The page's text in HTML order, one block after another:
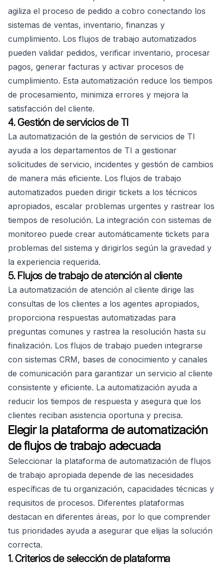
agiliza el proceso de pedido a cobro conectando los
sistemas de ventas, inventario, finanzas y
cumplimiento. Los flujos de trabajo automatizados
pueden validar pedidos, verificar inventario, procesar
pagos, generar facturas y activar procesos de
cumplimiento. Esta automatización reduce los tiempos
de procesamiento, minimiza errores y mejora la
satisfacción del cliente.
4. Gestión de servicios de TI
La automatización de la gestión de servicios de TI
ayuda a los departamentos de TI a gestionar
solicitudes de servicio, incidentes y gestión de cambios
de manera más eficiente. Los flujos de trabajo
automatizados pueden dirigir tickets a los técnicos
apropiados, escalar problemas urgentes y rastrear los
tiempos de resolución. La integración con sistemas de
monitoreo puede crear automáticamente tickets para
problemas del sistema y dirigirlos según la gravedad y
la experiencia requerida.
5. Flujos de trabajo de atención al cliente
La automatización de atención al cliente dirige las
consultas de los clientes a los agentes apropiados,
proporciona respuestas automatizadas para
preguntas comunes y rastrea la resolución hasta su
finalización. Los flujos de trabajo pueden integrarse
con sistemas CRM, bases de conocimiento y canales
de comunicación para garantizar un servicio al cliente
consistente y eficiente. La automatización ayuda a
reducir los tiempos de respuesta y asegura que los
clientes reciban asistencia oportuna y precisa.
Elegir la plataforma de automatización
de flujos de trabajo adecuada
Seleccionar la plataforma de automatización de flujos
de trabajo apropiada depende de las necesidades
específicas de tu organización, capacidades técnicas y
requisitos de procesos. Diferentes plataformas
destacan en diferentes áreas, por lo que comprender
tus prioridades ayuda a asegurar que elijas la solución
correcta.
1. Criterios de selección de plataforma